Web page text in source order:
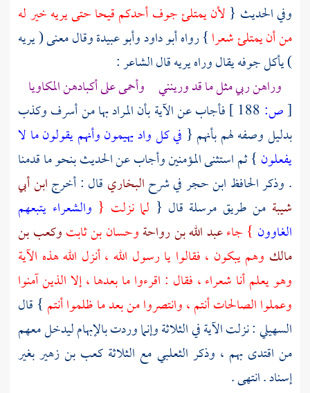
وفي الحديث { لأن يمتلئ جوف أحدكم قيحا حتى يريه خير له
من أن يمتلئ شعرا} رواهأبو داودوأبو عبيدةوقال معنى ( يريه
) يأكل جوفه يقال وراه يريه قال الشاعر :
وراهن ربي مثل ما قد ورينني وأحمى على أكبادهن المكاويا
[ص:
فأجاب عن الآية بأن المراد بها من أسرف وكذب
بدليل وصفه لهم بأنهم { في كل واد يهيمون وأنهم يقولون ما لا
يفعلون } ثم استثنى المؤمنين وأجاب عن الحديث بنحو ما قدمنا
. وذكرالحافظ ابن حجرفي شرحالبخاري قال : أخرجابن أبي
شيبة من طريق مرسلة قال { لما نزلت { والشعراء يتبعهم
الغاوون } جاءعبد الله بن رواحةوحسان بن ثابتوكعب بن
مالك وهم يبكون ، فقالوا يا رسول الله ، أنزل الله هذه الآية
وهو يعلم أنا شعراء ، فقال : اقرءوا ما بعدها ، إلا الذين آمنوا
وعملوا الصالحات أنتم ، وانتصروا من بعد ما ظلموا أنتم } قال
السهيلي: نزلت الآية في الثلاثة وإنما وردت بالإبهام ليدخل معهم
من اقتدى بهم ، وذكر الثعلبي مع الثلاثة كعب بن زهيربغير
إسناد . انتهى .